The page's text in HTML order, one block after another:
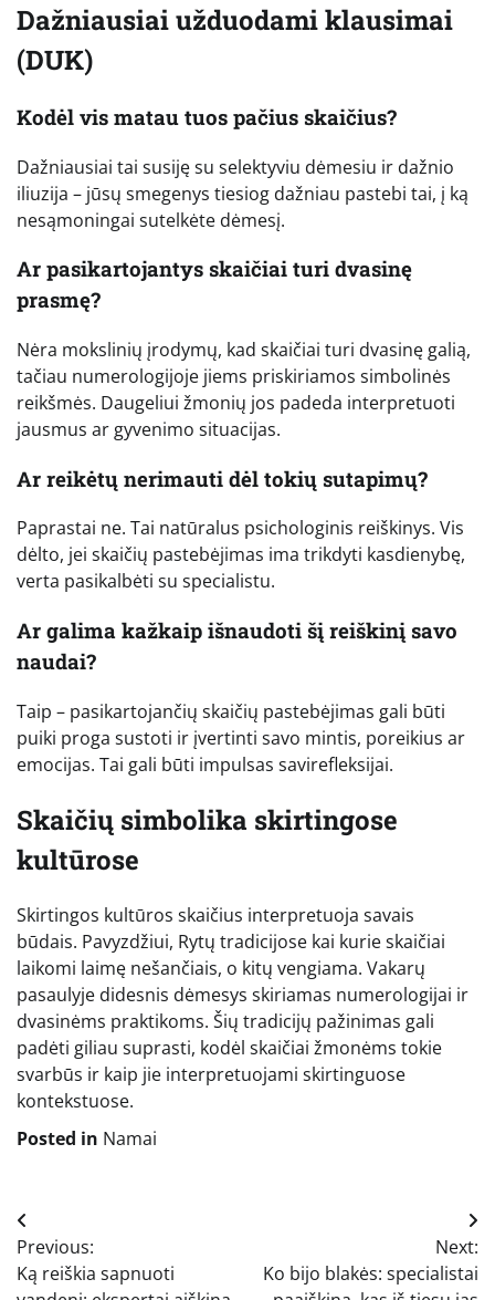
Dažniausiai užduodami klausimai
(DUK)
Kodėl vis matau tuos pačius skaičius?
Dažniausiai tai susiję su selektyviu dėmesiu ir dažnio
iliuzija – jūsų smegenys tiesiog dažniau pastebi tai, į ką
nesąmoningai sutelkėte dėmesį.
Ar pasikartojantys skaičiai turi dvasinę
prasmę?
Nėra mokslinių įrodymų, kad skaičiai turi dvasinę galią,
tačiau numerologijoje jiems priskiriamos simbolinės
reikšmės. Daugeliui žmonių jos padeda interpretuoti
jausmus ar gyvenimo situacijas.
Ar reikėtų nerimauti dėl tokių sutapimų?
Paprastai ne. Tai natūralus psichologinis reiškinys. Vis
dėlto, jei skaičių pastebėjimas ima trikdyti kasdienybę,
verta pasikalbėti su specialistu.
Ar galima kažkaip išnaudoti šį reiškinį savo
naudai?
Taip – pasikartojančių skaičių pastebėjimas gali būti
puiki proga sustoti ir įvertinti savo mintis, poreikius ar
emocijas. Tai gali būti impulsas savirefleksijai.
Skaičių simbolika skirtingose
kultūrose
Skirtingos kultūros skaičius interpretuoja savais
būdais. Pavyzdžiui, Rytų tradicijose kai kurie skaičiai
laikomi laimę nešančiais, o kitų vengiama. Vakarų
pasaulyje didesnis dėmesys skiriamas numerologijai ir
dvasinėms praktikoms. Šių tradicijų pažinimas gali
padėti giliau suprasti, kodėl skaičiai žmonėms tokie
svarbūs ir kaip jie interpretuojami skirtinguose
kontekstuose.
Posted in Namai
Navigacija
tarp
Previous:
Ką reiškia sapnuoti
Next:
Ko bijo blakės: specialistai